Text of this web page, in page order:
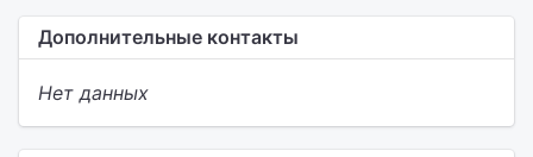
Дополнительные контакты
Нет данных